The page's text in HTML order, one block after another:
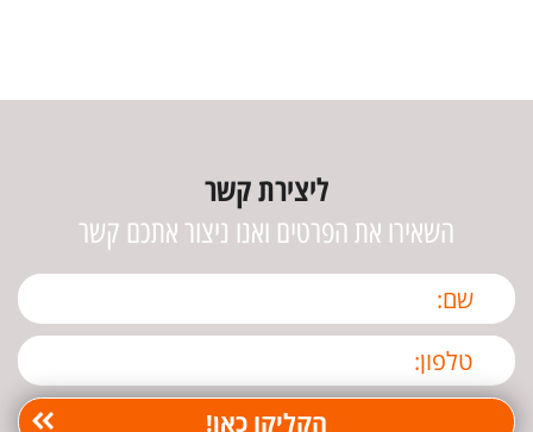
ליצירת קשר
השאירו את הפרטים ואנו ניצור אתכם קשר